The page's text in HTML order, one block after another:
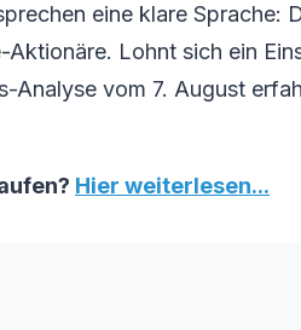
eine klare Sprache:
Lohnt sich ein
Analyse vom 7. August
Hier weiterlesen...